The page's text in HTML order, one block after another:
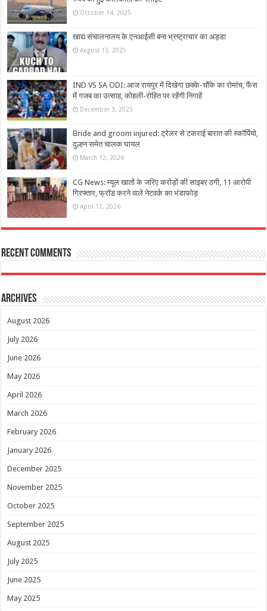
October 14, 2025
खाद्य संचालनालय के एनआईसी बना भ्रष्ट्राचार का अड्डा
August 13, 2025
IND VS SA ODI: आज रायपुर में दिखेगा छक्के-चौंके का रोमांच, फैंस
में गजब का उत्साह, कोहली-रोहित पर रहेंगी निगाहें
December 3, 2025
Bride and groom injured: ट्रेलर से टकराई बारात की स्कॉर्पियो,
दुल्हन समेत चालक घायल
March 12, 2026
CG News: म्यूल खातों के जरिए करोड़ों की साइबर ठगी, 11 आरोपी
गिरफ्तार, फ्रॉड करने वाले नेटवर्क का भंडाफोड़
April 17, 2026
Recent Comments
Archives
August 2026
July 2026
June 2026
May 2026
April 2026
March 2026
February 2026
January 2026
December 2025
November 2025
October 2025
September 2025
August 2025
July 2025
June 2025
May 2025